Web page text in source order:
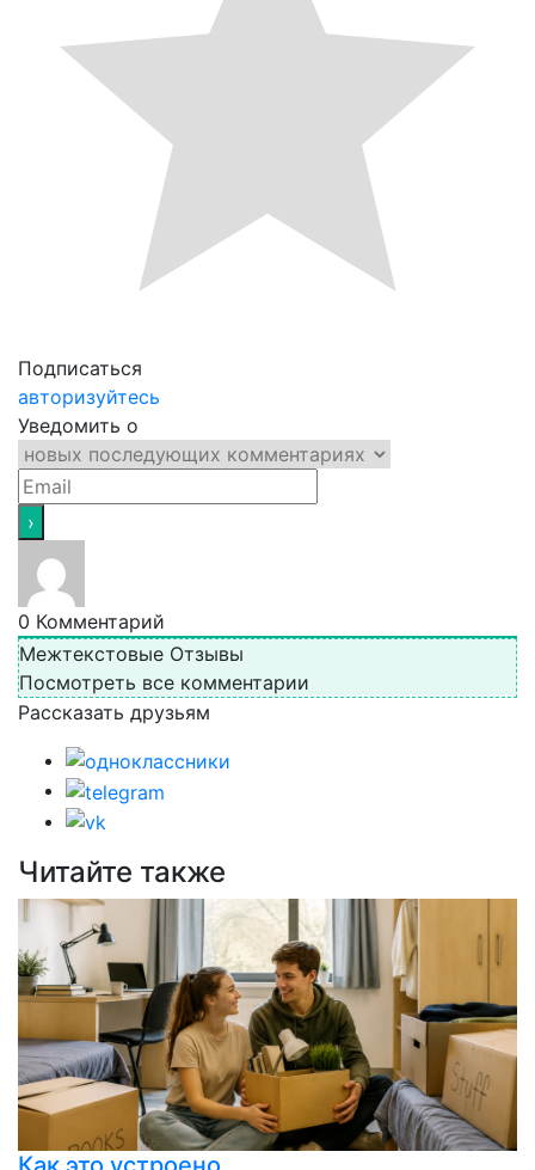
Подписаться
авторизуйтесь
Уведомить о
0 Комментарий
Межтекстовые Отзывы
Посмотреть все комментарии
Рассказать друзьям
Читайте также